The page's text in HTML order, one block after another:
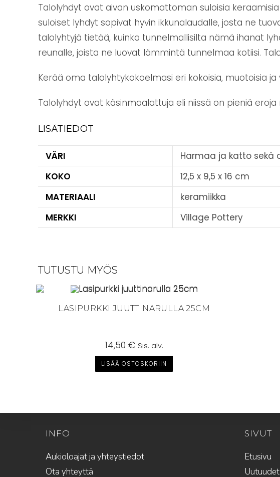
Talolyhdyt ovat aivan uskomattoman suloisia
suloiset lyhdyt sopivat hyvin ikkunalaudalle, josta ne
talolyhtyjä tietää, kuinka tunnelmallisilta nämä ihanat
reunalle, joista ne luovat lämmintä tunnelmaa kotiisi.
Kerää oma talolyhtykokoelmasi eri kokoisia, muotoisia
Talolyhdyt ovat käsinmaalattuja eli niissä on pieniä
LISÄTIEDOT
VÄRI
Harmaa ja katto sekä
KOKO
12,5 x 9,5 x 16 cm
MATERIAALI
keramiikka
MERKKI
Village Pottery
TUTUSTU MYÖS
LASIPURKKI JUUTTINARULLA 25CM
14,50€ Sis. alv.
LISÄÄ OSTOSKORIIN
INFO
Aukioloajat ja yhteystiedot
Ota yhteyttä
SIVUT
Etusivu
Uutuudet